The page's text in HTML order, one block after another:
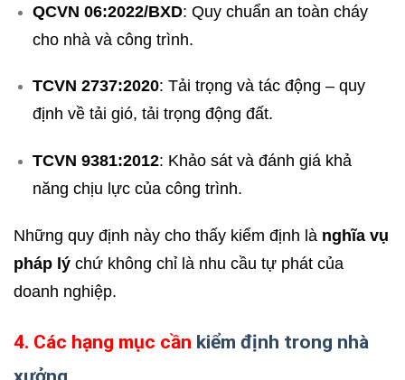
QCVN 06:2022/BXD: Quy chuẩn an toàn cháy
cho nhà và công trình.
TCVN 2737:2020: Tải trọng và tác động – quy
định về tải gió, tải trọng động đất.
TCVN 9381:2012: Khảo sát và đánh giá khả
năng chịu lực của công trình.
Những quy định này cho thấy kiểm định là nghĩa vụ
pháp lý chứ không chỉ là nhu cầu tự phát của
doanh nghiệp.
4. Các hạng mục cần kiểm định trong nhà